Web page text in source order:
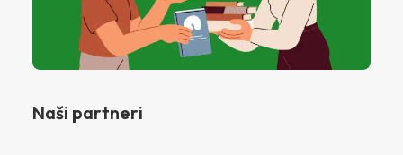
Naši partneri